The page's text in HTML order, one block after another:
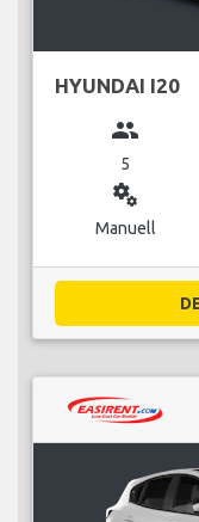
HYUNDAI I20
group
5
miscellaneous_services
Manuell